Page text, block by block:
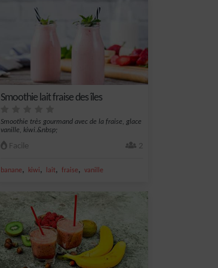
Smoothie lait fraise des îles
Smoothie très gourmand avec de la fraise, glace
vanille, kiwi.&nbsp;
Facile 2
banane, kiwi, lait, fraise, vanille